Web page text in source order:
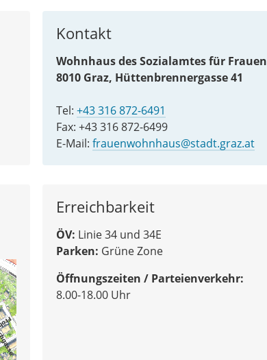
Kontakt
Wohnhaus des Sozialamtes für Frauen
8010 Graz, Hüttenbrennergasse 41
Tel: +43 316 872-6491
Fax: +43 316 872-6499
E-Mail: frauenwohnhaus@stadt.graz.at
Erreichbarkeit
ÖV: Linie 34 und 34E
Parken: Grüne Zone
Öffnungszeiten / Parteienverkehr:
8.00-18.00 Uhr